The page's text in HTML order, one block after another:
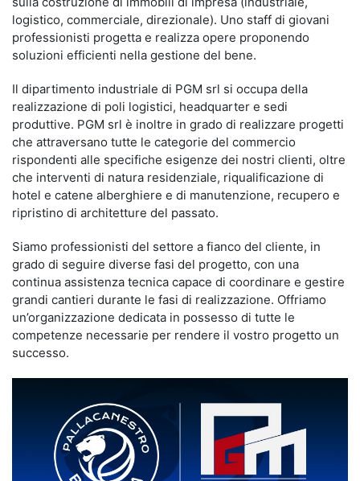
logistico, commerciale, direzionale). Uno staff di giovani
professionisti progetta e realizza opere proponendo
soluzioni efficienti nella gestione del bene.
Il dipartimento industriale di PGM srl si occupa della
realizzazione di poli logistici, headquarter e sedi
produttive. PGM srl è inoltre in grado di realizzare progetti
che attraversano tutte le categorie del commercio
rispondenti alle specifiche esigenze dei nostri clienti, oltre
che interventi di natura residenziale, riqualificazione di
hotel e catene alberghiere e di manutenzione, recupero e
ripristino di architetture del passato.
Siamo professionisti del settore a fianco del cliente, in
grado di seguire diverse fasi del progetto, con una
continua assistenza tecnica capace di coordinare e gestire
grandi cantieri durante le fasi di realizzazione. Offriamo
un’organizzazione dedicata in possesso di tutte le
competenze necessarie per rendere il vostro progetto un
successo.